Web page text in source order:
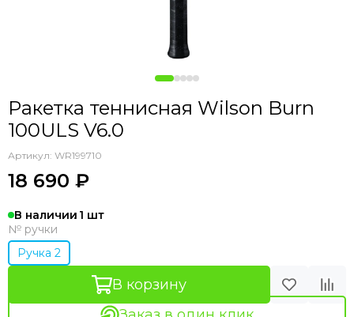
Ракетка теннисная Wilson Burn
100ULS V6.0
Артикул: WR199710
18 690 ₽
В наличии 1
№ ручки
Ручка 2
В корзину